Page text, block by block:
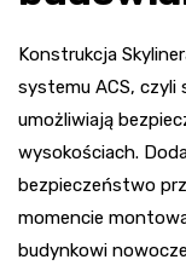
Konstrukcja
systemu ACS, czyli
umożliwiają
wysokościach.
bezpieczeństwo
momencie
budynkowi